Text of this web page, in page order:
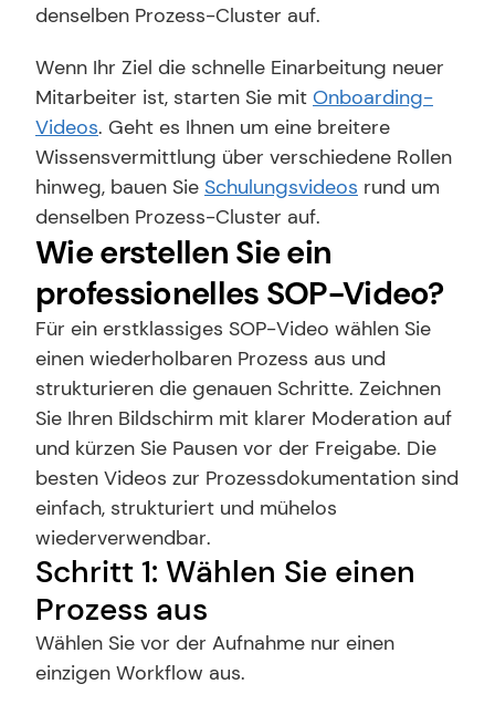
denselben Prozess-Cluster auf.
Wenn Ihr Ziel die schnelle Einarbeitung neuer
Mitarbeiter ist, starten Sie mit Onboarding-
Videos. Geht es Ihnen um eine breitere
Wissensvermittlung über verschiedene Rollen
hinweg, bauen Sie Schulungsvideos rund um
denselben Prozess-Cluster auf.
Wie erstellen Sie ein
professionelles SOP-Video?
Für ein erstklassiges SOP-Video wählen Sie
einen wiederholbaren Prozess aus und
strukturieren die genauen Schritte. Zeichnen
Sie Ihren Bildschirm mit klarer Moderation auf
und kürzen Sie Pausen vor der Freigabe. Die
besten Videos zur Prozessdokumentation sind
einfach, strukturiert und mühelos
wiederverwendbar.
Schritt 1: Wählen Sie einen
Prozess aus
Wählen Sie vor der Aufnahme nur einen
einzigen Workflow aus.